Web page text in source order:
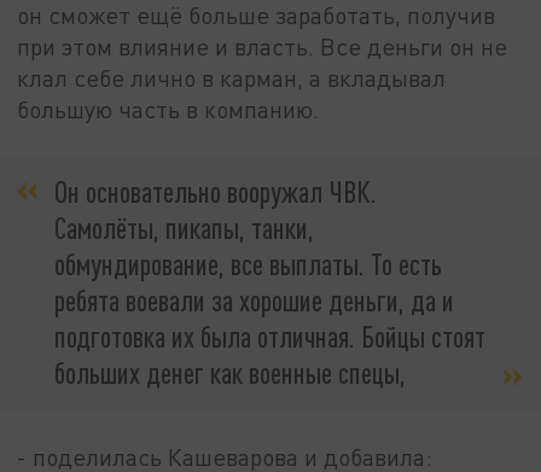
он сможет ещё больше заработать, получив
при этом влияние и власть. Все деньги он не
клал себе лично в карман, а вкладывал
большую часть в компанию.
Он основательно вооружал ЧВК.
Самолёты, пикапы, танки,
обмундирование, все выплаты. То есть
ребята воевали за хорошие деньги, да и
подготовка их была отличная. Бойцы стоят
больших денег как военные спецы,
- поделилась Кашеварова и добавила: